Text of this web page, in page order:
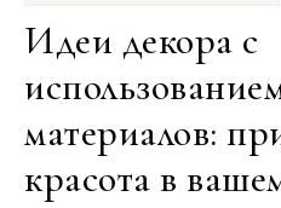
Идеи декора с
материалов:
красота в